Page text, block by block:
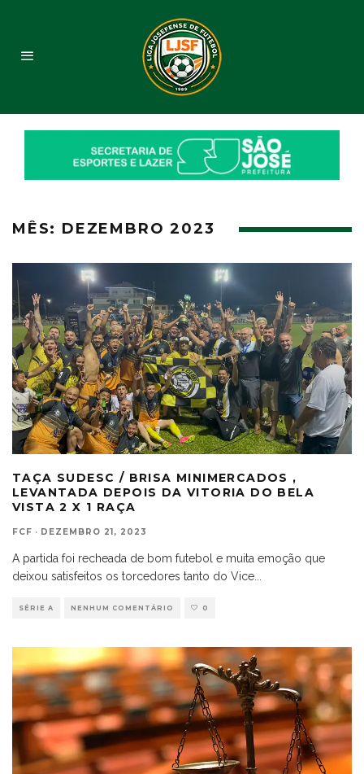
MÊS: DEZEMBRO 2023
TAÇA SUDESC / BRISA MINIMERCADOS ,
LEVANTADA DEPOIS DA VITORIA DO BELA
VISTA 2 X 1 RAÇA
FCF · DEZEMBRO 21, 2023
A partida foi recheada de bom futebol e muita emoção que
deixou satisfeitos os torcedores tanto do Vice...
SÉRIE A NENHUM COMENTÁRIO 0